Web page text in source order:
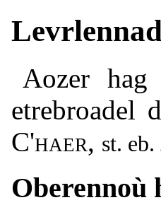
Aozer
etrebroadel
C'haer,
Oberennoù